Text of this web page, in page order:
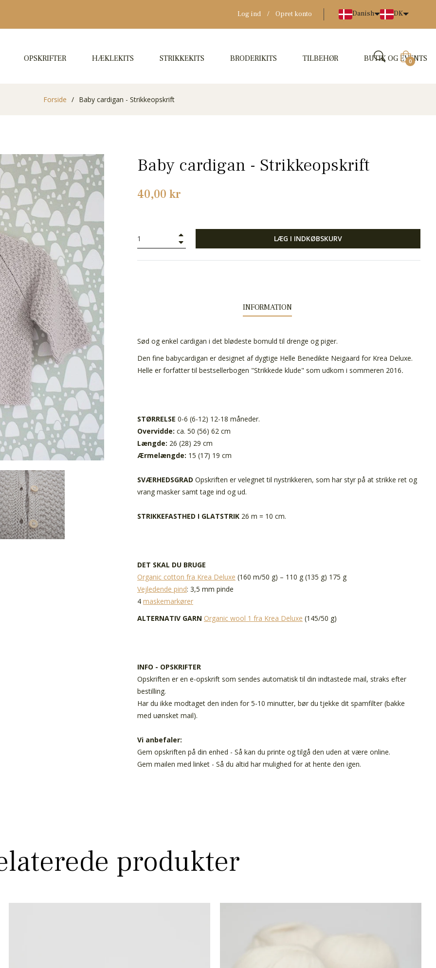
Log ind / Opret konto Danish DK
OPSKRIFTER HÆKLEKITS STRIKKEKITS BRODERIKITS TILBEHØR BUTIK OG EVENTS
0
Forside / Baby cardigan - Strikkeopskrift
Baby cardigan - Strikkeopskrift
Normalpris
40,00 kr
LÆG I INDKØBSKURV
INFORMATION
Sød og enkel cardigan i det blødeste bomuld til drenge og piger.
Den fine babycardigan er designet af dygtige Helle Benedikte Neigaard for Krea Deluxe.
Helle er forfatter til bestsellerbogen "Strikkede klude" som udkom i sommeren 2016.
STØRRELSE 0-6 (6-12) 12-18 måneder.
Overvidde: ca. 50 (56) 62 cm
Længde: 26 (28) 29 cm
Ærmelængde: 15 (17) 19 cm
SVÆRHEDSGRAD Opskriften er velegnet til nystrikkeren, som har styr på at strikke ret og
vrang masker samt tage ind og ud.
STRIKKEFASTHED I GLATSTRIK 26 m = 10 cm.
DET SKAL DU BRUGE
Organic cotton fra Krea Deluxe (160 m/50 g) – 110 g (135 g) 175 g
Vejledende pind: 3,5 mm pinde
4 maskemarkører
ALTERNATIV GARN Organic wool 1 fra Krea Deluxe (145/50 g)
INFO - OPSKRIFTER
Opskriften er en e-opskrift som sendes automatisk til din indtastede mail, straks efter
bestilling.
Har du ikke modtaget den inden for 5-10 minutter, bør du tjekke dit spamfilter (bakke
med uønsket mail).
Vi anbefaler:
Gem opskriften på din enhed - Så kan du printe og tilgå den uden at være online.
Gem mailen med linket - Så du altid har mulighed for at hente den igen.
produkter